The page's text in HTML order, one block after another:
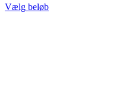
Vælg beløbDette